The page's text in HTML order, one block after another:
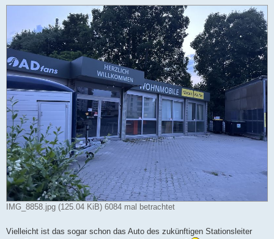
IMG_8858.jpg (125.04 KiB) 6084 mal betrachtet
Vielleicht ist das sogar schon das Auto des zukünftigen Stationsleiter